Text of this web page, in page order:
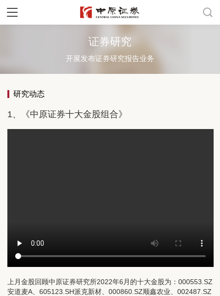
证券研究
开展发布证券研究报告业务
研究动态
1、《中原证券十大金股组合》
上月金股回顾中原证券研究所2022年6月的十大金股为：000553.SZ
安道麦A、605123.SH派克新材、000860.SZ顺鑫农业、002487.SZ